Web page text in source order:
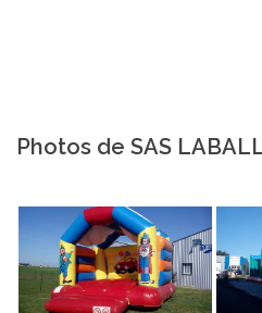
Photos de SAS